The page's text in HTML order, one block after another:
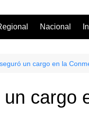
Nacional
un cargo en la
cargo